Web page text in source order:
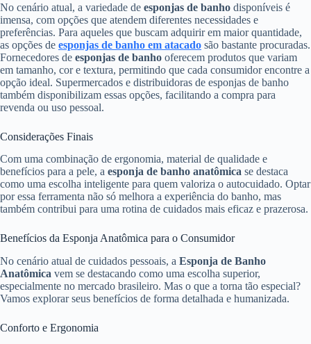
No cenário atual, a variedade de esponjas de banho disponíveis é
imensa, com opções que atendem diferentes necessidades e
preferências. Para aqueles que buscam adquirir em maior quantidade,
as opções de esponjas de banho em atacado são bastante procuradas.
Fornecedores de esponjas de banho oferecem produtos que variam
em tamanho, cor e textura, permitindo que cada consumidor encontre a
opção ideal. Supermercados e distribuidoras de esponjas de banho
também disponibilizam essas opções, facilitando a compra para
revenda ou uso pessoal.
Considerações Finais
Com uma combinação de ergonomia, material de qualidade e
benefícios para a pele, a esponja de banho anatômica se destaca
como uma escolha inteligente para quem valoriza o autocuidado. Optar
por essa ferramenta não só melhora a experiência do banho, mas
também contribui para uma rotina de cuidados mais eficaz e prazerosa.
Benefícios da Esponja Anatômica para o Consumidor
No cenário atual de cuidados pessoais, a Esponja de Banho
Anatômica vem se destacando como uma escolha superior,
especialmente no mercado brasileiro. Mas o que a torna tão especial?
Vamos explorar seus benefícios de forma detalhada e humanizada.
Conforto e Ergonomia